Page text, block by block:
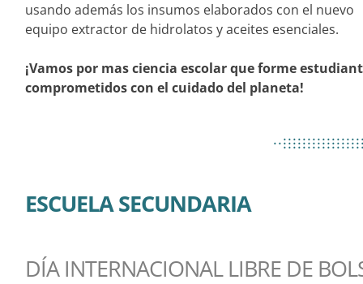
usando además los insumos elaborados con el nuevo
equipo extractor de hidrolatos y aceites esenciales.
¡Vamos por mas ciencia escolar que forme
comprometidos con el cuidado del planeta!
ESCUELA SECUNDARIA
DÍA INTERNACIONAL LIBRE DE